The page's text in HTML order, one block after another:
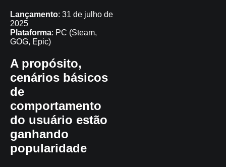
Lançamento: 31 de julho de
2025
Plataforma: PC (Steam,
GOG, Epic)
A propósito,
cenários básicos
de
comportamento
do usuário estão
ganhando
popularidade